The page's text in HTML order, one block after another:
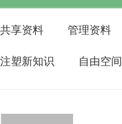
共享资料 管理资料
注塑新知识 自由空间